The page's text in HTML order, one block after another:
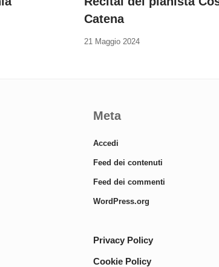
Catena
21 Maggio 2024
Meta
Accedi
Feed dei contenuti
Feed dei commenti
WordPress.org
Privacy Policy
Cookie Policy